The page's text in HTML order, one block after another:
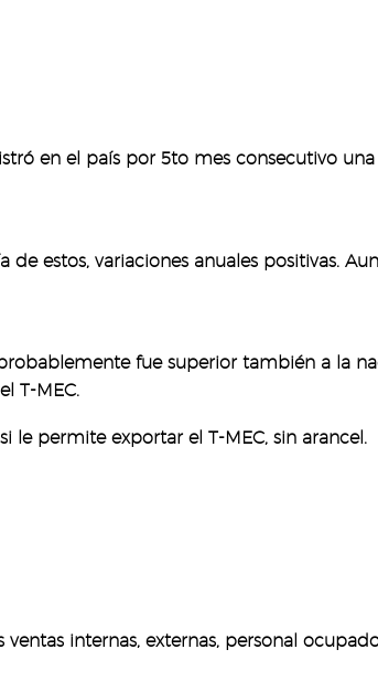
en el país por 5to mes consecutivo
estos, variaciones anuales positivas.
fue superior también a la
T-MEC.
le permite exportar el T-MEC, sin arancel.
internas, externas, personal